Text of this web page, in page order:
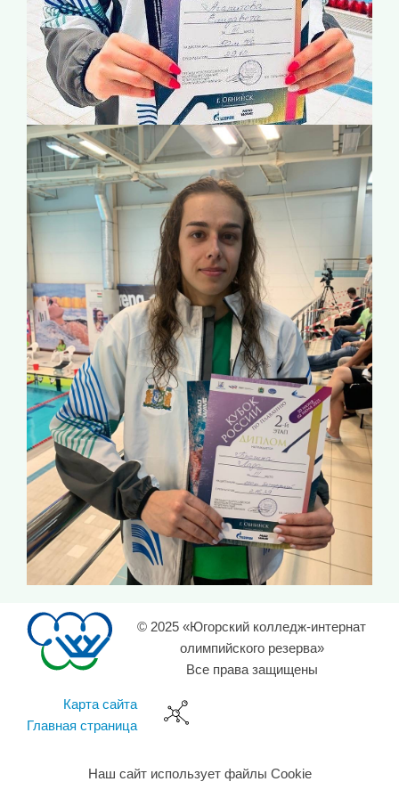
© 2025 «Югорский колледж-интернат
олимпийского резерва»
Все права защищены
Карта сайта
Главная страница
Наш сайт использует файлы Cookie